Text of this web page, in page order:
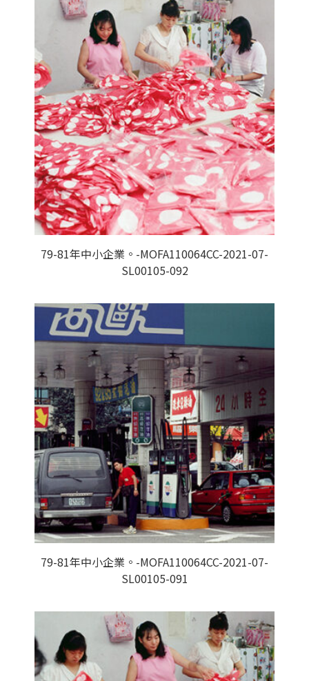
79-81年中小企業。-MOFA110064CC-2021-07-
SL00105-092
79-81年中小企業。-MOFA110064CC-2021-07-
SL00105-091